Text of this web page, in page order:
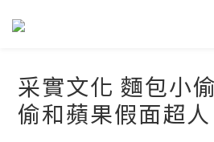
采實文化 麵包小
偷和蘋果假面超人